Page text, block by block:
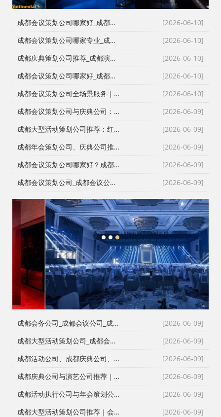
[2026-06-10]
成都会议策划公司哪家好_成都活动执行公司_成都庆典公司_火壶打铁花非遗表演全资源覆盖
[2026-06-10]
成都会议策划公司哪家专业_成都活动执行公司_成都庆典策划公司_全场景演艺资源快速匹配
[2026-06-10]
成都庆典策划公司推荐_成都演艺公司_成都活动执行公司_成都大型活动策划公司一手资源物美价廉
[2026-06-10]
成都会议策划公司哪家好_成都庆典策划公司排名_成都会务公司_成都活动执行公司专业团队推荐
[2026-06-10]
成都会议策划公司全场景服务｜成都活动公司活动类型全覆盖，成都会务公司一站式解决方案
[2026-06-09]
成都会议策划公司与庆典公司：红星商贸高难度活动执行实录
[2026-06-09]
成都大型活动策划公司推荐：红星27年深耕，专业靠谱团队大
[2026-06-09]
成都年会策划公司、庆典公司推荐：企业年会、周年庆典、颁奖典礼一站式承办，红星演艺与搭建团队专业靠谱
[2026-06-09]
成都会议策划公司哪家好？成都会务公司、会议公司推荐：红星活动专业承办新闻发布会与招商会
[2026-06-09]
成都会议策划公司_成都会议公司与成都年会策划公司专业执行团队
1 2 3
[2026-06-09]
成都会务公司_成都会议公司_成都庆典公司高难度同行单二手单全接｜成都红星活动策划用26年经验说话
[2026-06-09]
成都大型活动策划公司_成都会议策划公司_成都庆典策划公司哪家专业？成都红星活动策划26年团队实力深度解析
[2026-06-09]
成都活动公司、成都庆典公司、成都会务公司、成都会议策划公司，红星团队26年经验深度解读
[2026-06-09]
成都庆典公司与演艺公司推荐｜开张剪彩、舞龙舞狮、大型晚会全案执行
[2026-06-09]
成都活动执行公司与年会策划公司推荐｜全流程服务与安全保障
[2026-06-09]
成都大型活动策划公司推荐｜会议策划、庆典执行、年会演艺一站式服务